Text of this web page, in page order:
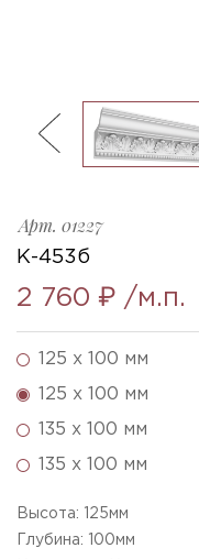
Арт. 01227
К-453б
2 760 ₽ /м.п.
125 x 100 мм
125 x 100 мм
135 x 100 мм
135 x 100 мм
Высота: 125мм
Глубина:
100мм